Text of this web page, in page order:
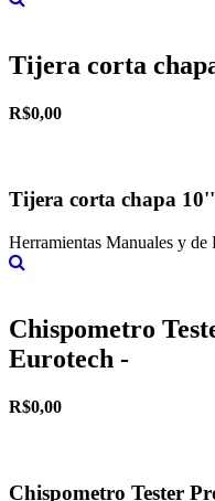
Tijera corta
R$0,00
Tijera corta chapa
Herramientas Manuales y de
Chispometro
Eurotech -
R$0,00
Chispometro Tester